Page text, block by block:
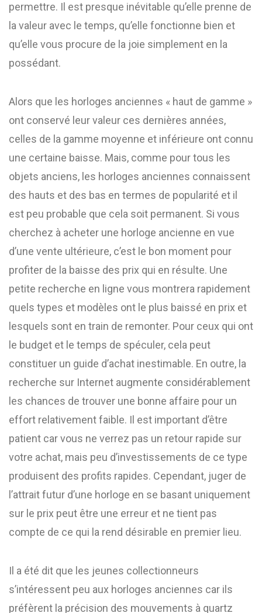
permettre. Il est presque inévitable qu’elle prenne de
la valeur avec le temps, qu’elle fonctionne bien et
qu’elle vous procure de la joie simplement en la
possédant.
Alors que les horloges anciennes « haut de gamme »
ont conservé leur valeur ces dernières années,
celles de la gamme moyenne et inférieure ont connu
une certaine baisse. Mais, comme pour tous les
objets anciens, les horloges anciennes connaissent
des hauts et des bas en termes de popularité et il
est peu probable que cela soit permanent. Si vous
cherchez à acheter une horloge ancienne en vue
d’une vente ultérieure, c’est le bon moment pour
profiter de la baisse des prix qui en résulte. Une
petite recherche en ligne vous montrera rapidement
quels types et modèles ont le plus baissé en prix et
lesquels sont en train de remonter. Pour ceux qui ont
le budget et le temps de spéculer, cela peut
constituer un guide d’achat inestimable. En outre, la
recherche sur Internet augmente considérablement
les chances de trouver une bonne affaire pour un
effort relativement faible. Il est important d’être
patient car vous ne verrez pas un retour rapide sur
votre achat, mais peu d’investissements de ce type
produisent des profits rapides. Cependant, juger de
l’attrait futur d’une horloge en se basant uniquement
sur le prix peut être une erreur et ne tient pas
compte de ce qui la rend désirable en premier lieu.
Il a été dit que les jeunes collectionneurs
s’intéressent peu aux horloges anciennes car ils
préfèrent la précision des mouvements à quartz